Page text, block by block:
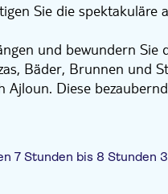
Sie die spektakuläre
und bewundern Sie
Bäder, Brunnen und
Ajloun. Diese
1184 n. Chr. von
der Kreuzfahrer
Fahrer,
7 Stunden bis 8 Stunden